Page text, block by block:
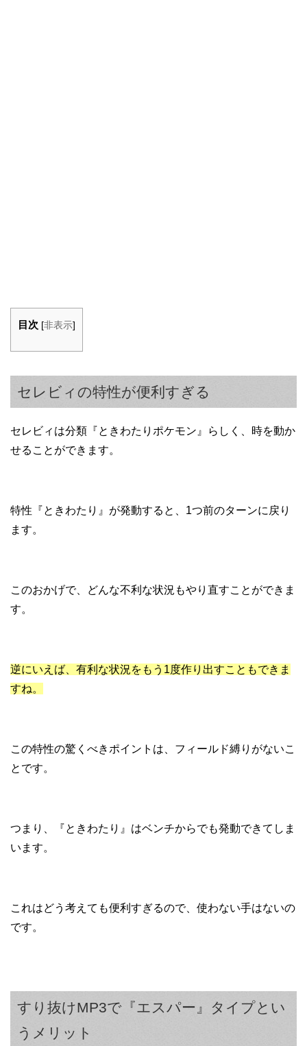
目次 [非表示]
セレビィの特性が便利すぎる
セレビィは分類『ときわたりポケモン』らしく、時を動か
せることができます。
特性『ときわたり』が発動すると、1つ前のターンに戻り
ます。
このおかげで、どんな不利な状況もやり直すことができま
す。
逆にいえば、有利な状況をもう1度作り出すこともできま
すね。
この特性の驚くべきポイントは、フィールド縛りがないこ
とです。
つまり、『ときわたり』はベンチからでも発動できてしま
います。
これはどう考えても便利すぎるので、使わない手はないの
です。
すり抜けMP3で『エスパー』タイプとい
うメリット